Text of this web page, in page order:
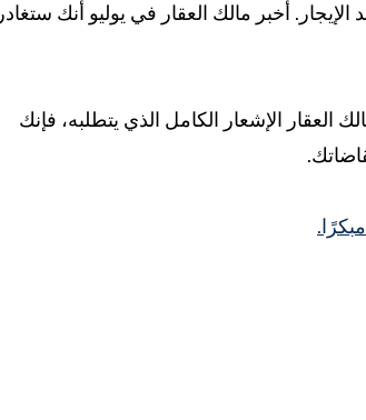
أخبر مالك العقار في يوليو أنك ستغادر
الإشعار الكامل الذي يتطلبه، فإنك